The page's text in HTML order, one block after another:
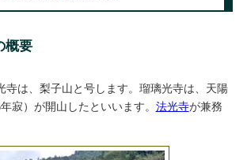
概要
寺は、梨子山と号します。瑠璃光寺は、天陽
寂）が開山したといいます。 法光寺が兼務